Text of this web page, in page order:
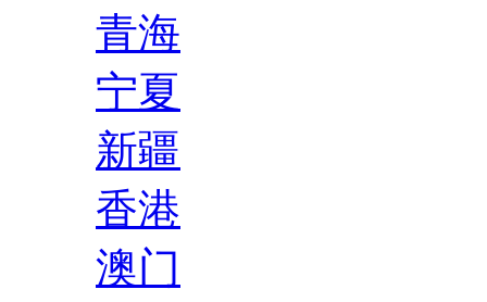
青海
宁夏
新疆
香港
澳门